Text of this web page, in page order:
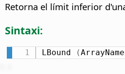
Retorna el límit inferior
Sintaxi:
LBound (